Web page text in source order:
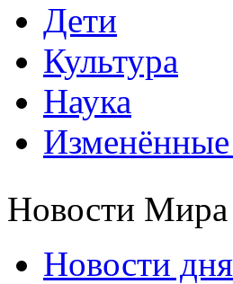
Дети
Культура
Наука
Изменённые
Новости Мира
Новости дня